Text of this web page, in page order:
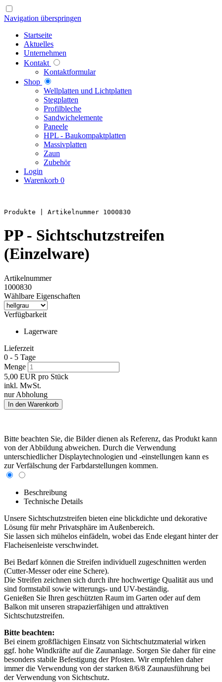
Navigation überspringen
Startseite
Aktuelles
Unternehmen
Kontakt
Kontaktformular
Shop
Well­platten und Licht­platten
Steg­platten
Profil­bleche
Sandwich­elemente
Paneele
HPL - Bau­kompakt­platten
Massiv­platten
Zaun
Zubehör
Login
Warenkorb 0
Produkte | Artikelnummer 1000830
PP - Sichtschutzstreifen
(Einzelware)
Artikelnummer
1000830
Wählbare Eigenschaften
Verfügbarkeit
Lagerware
Lieferzeit
0 - 5 Tage
Menge
5,00 EUR pro Stück
inkl. MwSt.
nur Abholung
Bitte beachten Sie, die Bilder dienen als Referenz, das Produkt kann
von der Abbildung abweichen. Durch die Verwendung
unterschiedlicher Displaytechnologien und -einstellungen kann es
zur Verfälschung der Farbdarstellungen kommen.
Beschreibung
Technische Details
Unsere Sichtschutzstreifen bieten eine blickdichte und dekorative
Lösung für mehr Privatsphäre im Außenbereich.
Sie lassen sich mühelos einfädeln, wobei das Ende elegant hinter der
Flacheisenleiste verschwindet.
Bei Bedarf können die Streifen individuell zugeschnitten werden
(Cutter-Messer oder eine Schere).
Die Streifen zeichnen sich durch ihre hochwertige Qualität aus und
sind formstabil sowie witterungs- und UV-beständig.
Genießen Sie Ihren geschützten Raum im Garten oder auf dem
Balkon mit unseren strapazierfähigen und attraktiven
Sichtschutzstreifen.
Bitte beachten:
Bei einem großflächigen Einsatz von Sichtschutzmaterial wirken
ggf. hohe Windkräfte auf die Zaunanlage. Sorgen Sie daher für eine
besonders stabile Befestigung der Pfosten. Wir empfehlen daher
immer die Verwendung von der starken 8/6/8 Zaunausführung bei
der Verwendung von Sichtschutz.